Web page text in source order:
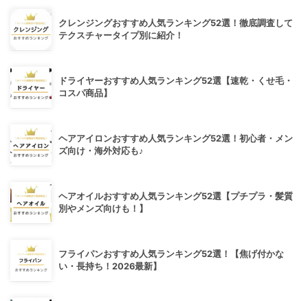
クレンジングおすすめ人気ランキング52選！徹底調査して
テクスチャータイプ別に紹介！
ドライヤーおすすめ人気ランキング52選【速乾・くせ毛・
コスパ商品】
ヘアアイロンおすすめ人気ランキング52選！初心者・メン
ズ向け・海外対応も♪
ヘアオイルおすすめ人気ランキング52選【プチプラ・髪質
別やメンズ向けも！】
フライパンおすすめ人気ランキング52選！【焦げ付かな
い・長持ち！2026最新】